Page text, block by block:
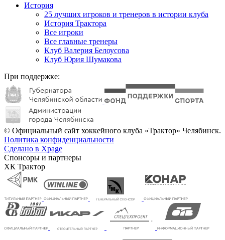
История
25 лучших игроков и тренеров в истории клуба
История Трактора
Все игроки
Все главные тренеры
Клуб Валерия Белоусова
Клуб Юрия Шумакова
При поддержке:
© Официальный сайт хоккейного клуба «Трактор» Челябинск.
Политика конфиденциальности
Сделано в Xpage
Спонсоры и партнеры
ХК Трактор